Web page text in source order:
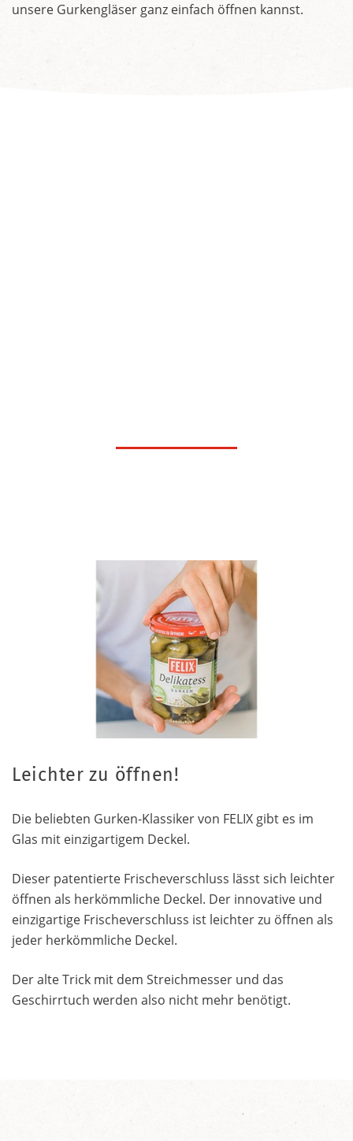
unsere Gurkengläser ganz einfach öffnen kannst.
Leichter zu öffnen!
Die beliebten Gurken-Klassiker von FELIX gibt es im
Glas mit einzigartigem Deckel.
Dieser patentierte Frischeverschluss lässt sich leichter
öffnen als herkömmliche Deckel. Der innovative und
einzigartige Frischeverschluss ist leichter zu öffnen als
jeder herkömmliche Deckel.
Der alte Trick mit dem Streichmesser und das
Geschirrtuch werden also nicht mehr benötigt.